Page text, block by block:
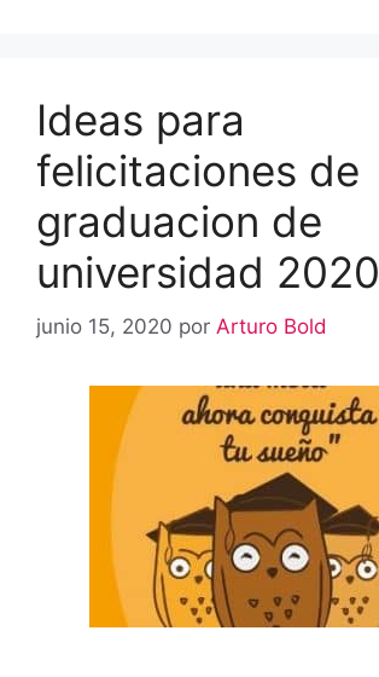
Ideas para
felicitaciones de
graduacion de
universidad 2020
junio 15, 2020 por Arturo Bold